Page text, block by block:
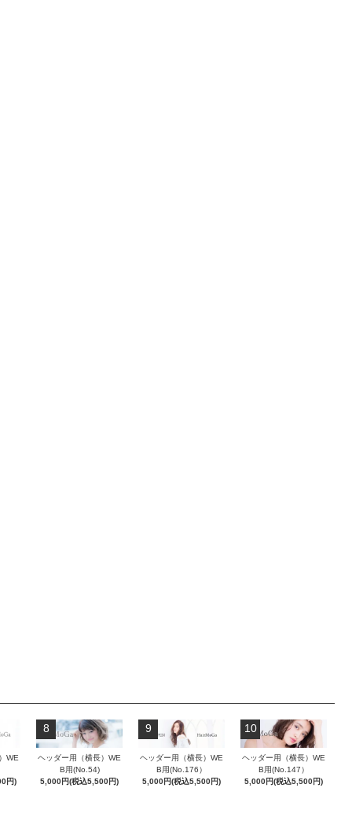
WE
円)
8
ヘッダー用（横長）WE
B用(No.54)
5,000円(税込5,500円)
9
ヘッダー用（横長）WE
B用(No.176）
5,000円(税込5,500円)
10
ヘッダー用（横長）WE
B用(No.147）
5,000円(税込5,500円)